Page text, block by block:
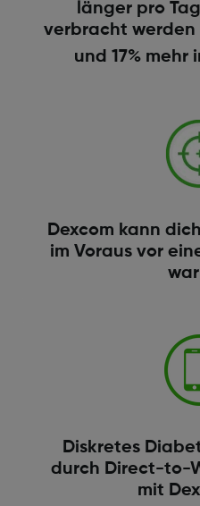
länger pro
verbracht werden
und 17% mehr
Dexcom kann
im Voraus vor
Diskretes
durch Direct-to-
mit